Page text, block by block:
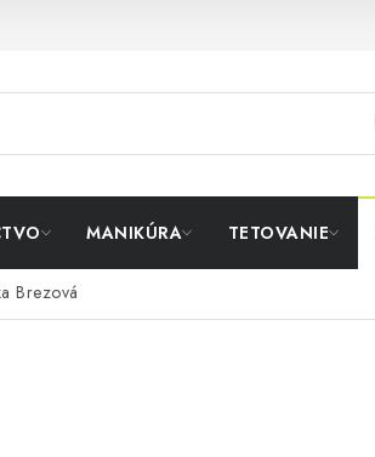
MANIKÚRA TETOVANIE
Brezová